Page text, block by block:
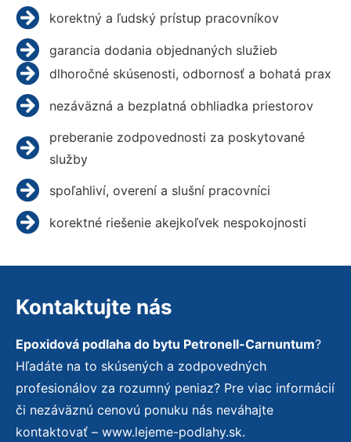
korektný a ľudský prístup pracovníkov
garancia dodania objednaných služieb
dlhoročné skúsenosti, odbornosť a bohatá prax
nezáväzná a bezplatná obhliadka priestorov
preberanie zodpovednosti za poskytované
služby
spoľahliví, overení a slušní pracovníci
korektné riešenie akejkoľvek nespokojnosti
Kontaktujte nás
Epoxidová podlaha do bytu Petronell-Carnuntum?
Hľadáte na to skúsených a zodpovedných
profesionálov za rozumný peniaz? Pre viac informácií
či nezáväznú cenovú ponuku nás neváhajte
kontaktovať – www.lejeme-podlahy.sk.